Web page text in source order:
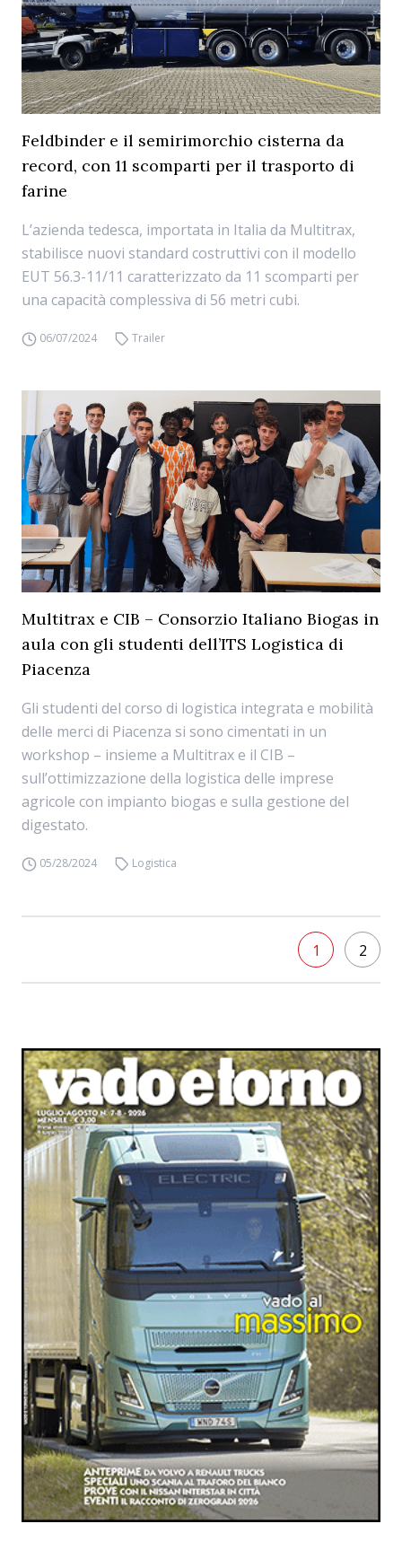
Feldbinder e il semirimorchio cisterna da
record, con 11 scomparti per il trasporto di
farine
L’azienda tedesca, importata in Italia da Multitrax,
stabilisce nuovi standard costruttivi con il modello
EUT 56.3-11/11 caratterizzato da 11 scomparti per
una capacità complessiva di 56 metri cubi.
06/07/2024 Trailer
Multitrax e CIB – Consorzio Italiano Biogas in
aula con gli studenti dell’ITS Logistica di
Piacenza
Gli studenti del corso di logistica integrata e mobilità
delle merci di Piacenza si sono cimentati in un
workshop – insieme a Multitrax e il CIB –
sull’ottimizzazione della logistica delle imprese
agricole con impianto biogas e sulla gestione del
digestato.
05/28/2024 Logistica
1 2